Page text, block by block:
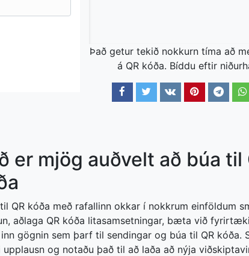
Það getur tekið nokkurn tíma að
á QR kóða. Bíddu eftir
er mjög auðvelt að búa til
QR kóða með rafallinn okkar í nokkrum einföldum
aðlaga QR kóða litasamsetningar, bæta við
inn gögnin sem þarf til sendingar og búa til QR kóða.
upplausn og notaðu það til að laða að nýja